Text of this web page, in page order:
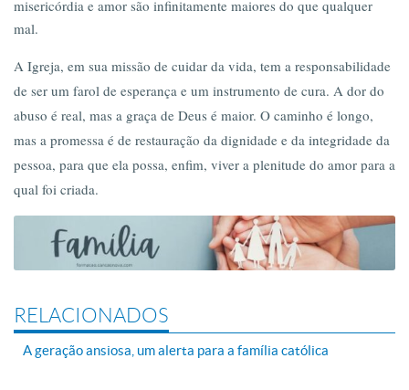
misericórdia e amor são infinitamente maiores do que qualquer
mal.
A Igreja, em sua missão de cuidar da vida, tem a responsabilidade
de ser um farol de esperança e um instrumento de cura. A dor do
abuso é real, mas a graça de Deus é maior. O caminho é longo,
mas a promessa é de restauração da dignidade e da integridade da
pessoa, para que ela possa, enfim, viver a plenitude do amor para a
qual foi criada.
RELACIONADOS
A geração ansiosa, um alerta para a família católica